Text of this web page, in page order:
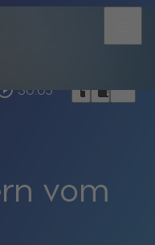
30:05 headphoneschrome_reader_modebookmark_border
vom